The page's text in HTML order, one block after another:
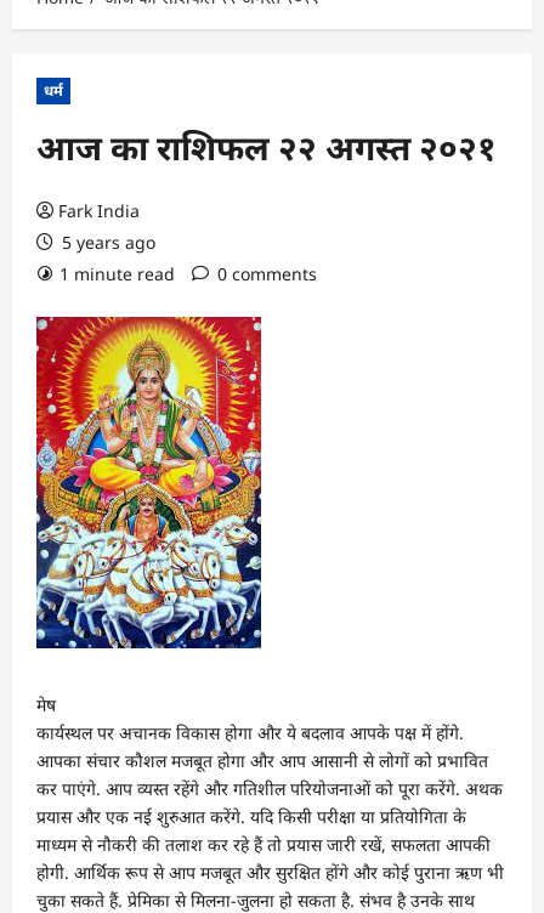
धर्म
आज का राशिफल २२ अगस्त २०२१
Fark India
5 years ago
1 minute read
0 comments
मेष
कार्यस्थल पर अचानक विकास होगा और ये बदलाव आपके पक्ष में होंगे.
आपका संचार कौशल मजबूत होगा और आप आसानी से लोगों को प्रभावित
कर पाएंगे. आप व्यस्त रहेंगे और गतिशील परियोजनाओं को पूरा करेंगे. अथक
प्रयास और एक नई शुरुआत करेंगे. यदि किसी परीक्षा या प्रतियोगिता के
माध्यम से नौकरी की तलाश कर रहे हैं तो प्रयास जारी रखें, सफलता आपकी
होगी. आर्थिक रूप से आप मजबूत और सुरक्षित होंगे और कोई पुराना ऋण भी
चुका सकते हैं. प्रेमिका से मिलना-जुलना हो सकता है. संभव है उनके साथ